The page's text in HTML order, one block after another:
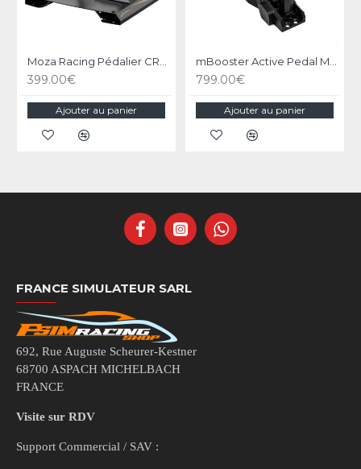
399.00€
Ajouter au panier
799.00€
Ajouter au panier
FRANCE SIMULATEUR SARL
692, Rue Auguste Scheurer-Kestner
68700 ASPACH MICHELBACH
FRANCE
Visite sur RDV
Support Commercial / SAV :